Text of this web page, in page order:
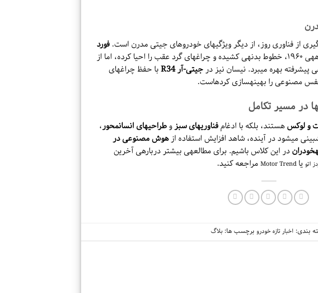
از فناوری روز، از دیگر ویژگیهای خودروهای جیتی مدرن است.فورد
دههی ۱۹۶۰، خطوط بدنهی کشیده و چراغهای گرد عقب را احیا کرده، اما از
پیشرفته بهره میبرد. نیسان نیز درجیتی-آر R34
با حفظ چراغهای
مصنوعی را بهینهسازی کردهاست.
در مسیر تکامل
و لوکسهستند، بلکه با ادغامفناوریهای سبزوطراحیهای انسانمحور،
میشود در آینده، شاهد افزایش استفاده ازهوش مصنوعی در
در این کلاس باشیم. برای مطالعهی بیشتر دربارهی آخرین
اتویا Motor Trend مراجعه کنید.
بندی: اخبار تازه خودرو برچسب ها: بلاگ